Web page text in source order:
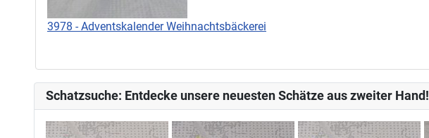
3978 - Adventskalender Weihnachtsbäckerei
Schatzsuche: Entdecke unsere neuesten Schätze aus zweiter Hand!